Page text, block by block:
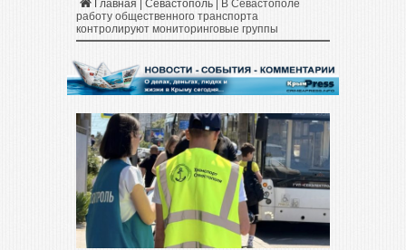
Главная Севастополь
В Севастополе
работу общественного транспорта
контролируют мониторинговые группы